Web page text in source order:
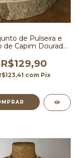
de Pulseira e
de Capim Dourado
R$129,90
com Pix